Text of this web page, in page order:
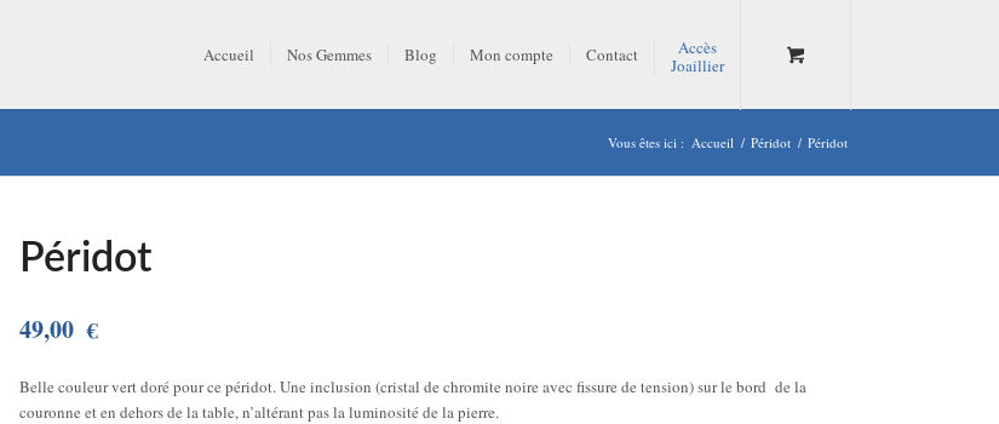
Accueil Nos Gemmes Blog Mon compte Contact
Accès
Joaillier
Vous êtes ici : Accueil / Péridot / Péridot
Péridot
49,00 €
Belle couleur vert doré pour ce péridot. Une inclusion (cristal de chromite noire avec fissure de tension) sur le bord de la
couronne et en dehors de la table, n’altérant pas la luminosité de la pierre.